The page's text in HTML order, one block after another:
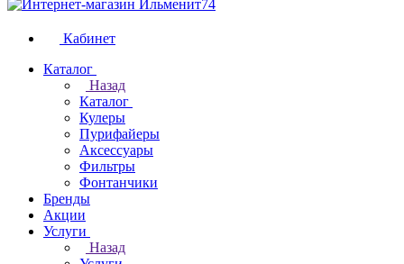
Кабинет
Каталог
Назад
Каталог
Кулеры
Пурифайеры
Аксессуары
Фильтры
Фонтанчики
Бренды
Акции
Услуги
Назад